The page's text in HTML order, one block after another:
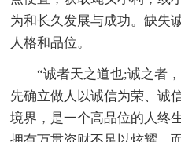
为和长久发展与成功。缺失
人格和品位。
“诚者天之道也;诚之者
先确立做人以诚信为荣、诚
境界，是一个高品位的人终